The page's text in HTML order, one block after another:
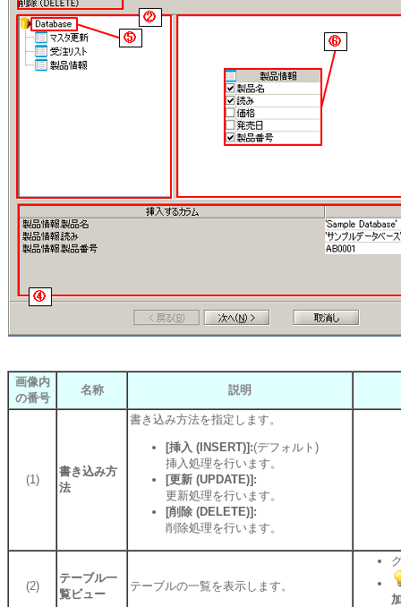
画像内
の番号
名称 説明
(1)
書き込み方
法
書き込み方法を指定します。
[挿入 (INSERT)]:(デフォルト)
挿入処理を行います。
[更新 (UPDATE)]:
更新処理を行います。
[削除 (DELETE)]:
削除処理を行います。
(2)
テーブル一
覧ビュー
テーブルの一覧を表示します。